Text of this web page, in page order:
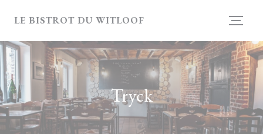
LE BISTROT DU WITLOOF
Tryck